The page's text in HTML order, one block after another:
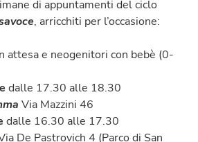
di appuntamenti del ciclo
, arricchiti per l’occasione:
attesa e neogenitori con bebè (0-
dalle 17.30 alle 18.30
Via Mazzini 46
dalle 16.30 alle 17.30
De Pastrovich 4 (Parco di San